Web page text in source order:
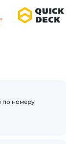
по номеру